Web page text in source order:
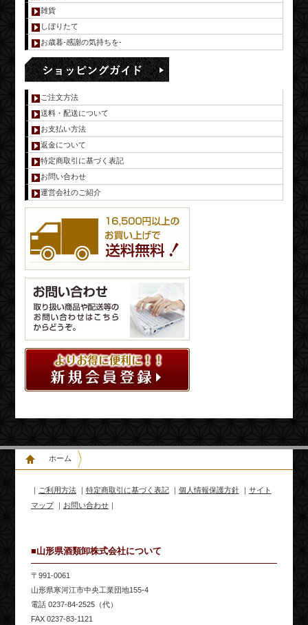
雑貨
しぼりたて
お歳暮-感謝の気持ちを-
ご注文方法
送料・配送について
お支払い方法
返金について
特定商取引に基づく表記
お問い合わせ
運営会社のご紹介
ホーム
｜ ご利用方法｜ 特定商取引に基づく表記｜ 個人情報保護方針｜ サイト
マップ｜ お問い合わせ｜
■山形県酒類卸株式会社について
〒991-0061
山形県寒河江市中央工業団地155-4
電話 0237-84-2525（代）
FAX 0237-83-1121